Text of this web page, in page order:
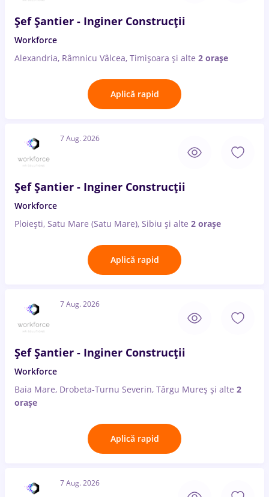
Șef Șantier - Inginer Construcții
Workforce
Alexandria, Râmnicu Vâlcea, Timișoara și alte 2 orașe
Aplică rapid
7 Aug. 2026
Șef Șantier - Inginer Construcții
Workforce
Ploiești, Satu Mare (Satu Mare), Sibiu și alte 2 orașe
Aplică rapid
7 Aug. 2026
Șef Șantier - Inginer Construcții
Workforce
Baia Mare, Drobeta-Turnu Severin, Târgu Mureș și alte 2
orașe
Aplică rapid
7 Aug. 2026